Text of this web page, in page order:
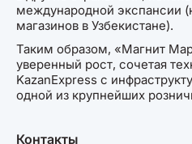
международной экспансии
магазинов в Узбекистане).
Таким образом, «Магнит
уверенный рост, сочетая
KazanExpress с
одной из крупнейших
Контакты